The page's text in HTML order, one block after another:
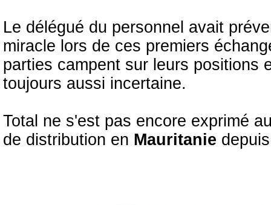
Le délégué du personnel avait
miracle lors de ces premiers
parties campent sur leurs positions
toujours aussi incertaine.
Total ne s'est pas encore exprimé
de distribution en Mauritanie